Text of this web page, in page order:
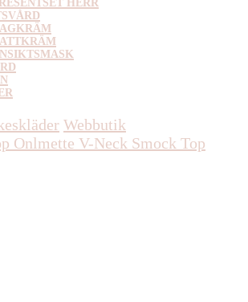
HERR
Webbutik
Onlmette V-Neck Smock Top